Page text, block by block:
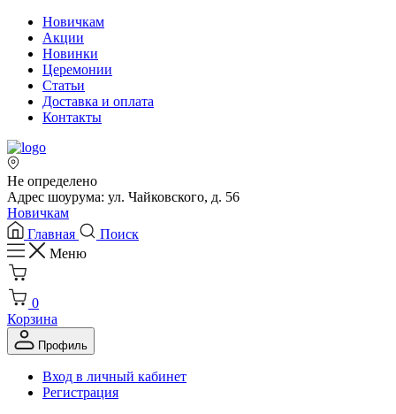
Новичкам
Акции
Новинки
Церемонии
Статьи
Доставка и оплата
Контакты
Не определено
Адрес шоурума: ул. Чайковского, д. 56
Новичкам
Главная
Поиск
Меню
0
Корзина
Профиль
Вход в личный кабинет
Регистрация